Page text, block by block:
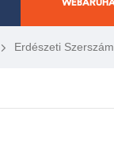
Erdészeti